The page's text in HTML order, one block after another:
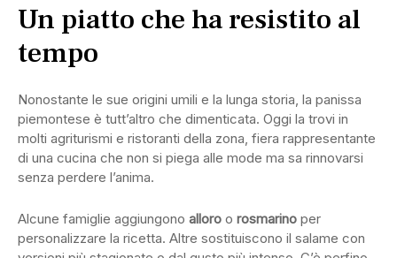
Un piatto che ha resistito al
tempo
Nonostante le sue origini umili e la lunga storia, la panissa
piemontese è tutt’altro che dimenticata. Oggi la trovi in
molti agriturismi e ristoranti della zona, fiera rappresentante
di una cucina che non si piega alle mode ma sa rinnovarsi
senza perdere l’anima.
Alcune famiglie aggiungono alloro o rosmarino per
personalizzare la ricetta. Altre sostituiscono il salame con